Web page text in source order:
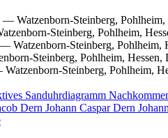
— Watzenborn-Steinberg,
Steinberg, Pohlheim,
— Watzenborn-Steinberg, Pohlheim,
Steinberg, Pohlheim, Hessen,
Watzenborn-Steinberg, Pohlheim,
Sanduhrdiagramm
Dern Johann CasparDern